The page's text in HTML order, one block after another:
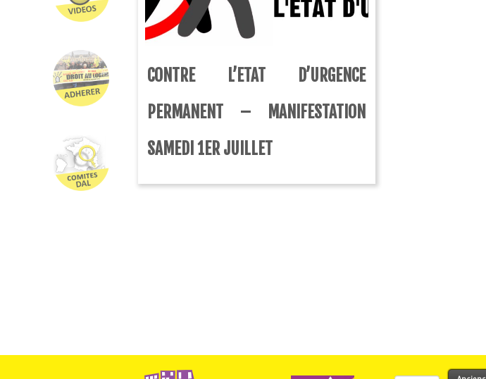
CONTRE L’ETAT D’URGENCE
PERMANENT – MANIFESTATION
SAMEDI 1ER JUILLET